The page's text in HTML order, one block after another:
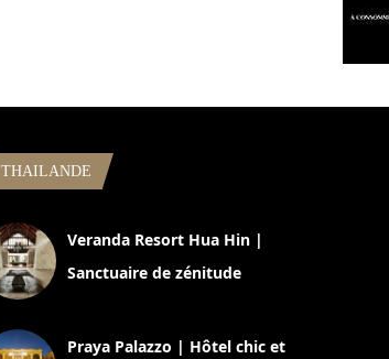
THAILANDE
Veranda Resort Hua Hin |
Sanctuaire de zénitude
Praya Palazzo | Hôtel chic et